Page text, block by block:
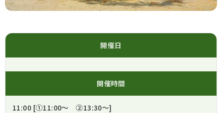
開催日
開催時間
11:00 [①11:00～ ②13:30～]